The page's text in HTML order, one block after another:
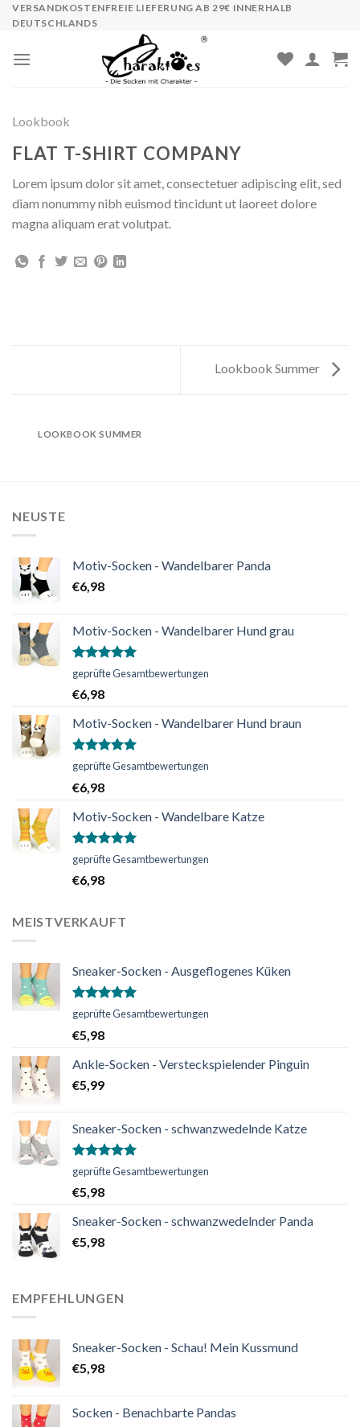
SkipVERSANDKOSTENFREIE LIEFERUNG AB 29€ INNERHALB
DEUTSCHLANDS
Lookbook
FLAT T-SHIRT COMPANY
Lorem ipsum dolor sit amet, consectetuer adipiscing elit, sed
diam nonummy nibh euismod tincidunt ut laoreet dolore
magna aliquam erat volutpat.
Lookbook Summer
LOOKBOOK SUMMER
NEUSTE
Motiv-Socken - Wandelbarer Panda
€6,98
Motiv-Socken - Wandelbarer Hund grau
Bewertet
von 5
geprüfte Gesamtbewertungen
€6,98
Motiv-Socken - Wandelbarer Hund braun
Bewertet
von 5
geprüfte Gesamtbewertungen
€6,98
Motiv-Socken - Wandelbare Katze
Bewertet
mit
von 5
geprüfte Gesamtbewertungen
€6,98
MEISTVERKAUFT
Sneaker-Socken - Ausgeflogenes Küken
Bewertet
von 5
geprüfte Gesamtbewertungen
€5,98
Ankle-Socken - Versteckspielender Pinguin
€5,99
Sneaker-Socken - schwanzwedelnde Katze
Bewertet
mit
von 5
geprüfte Gesamtbewertungen
€5,98
Sneaker-Socken - schwanzwedelnder Panda
€5,98
EMPFEHLUNGEN
Sneaker-Socken - Schau! Mein Kussmund
€5,98
Socken - Benachbarte Pandas